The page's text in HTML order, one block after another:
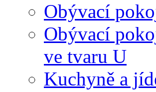
Obývací
Obývací
ve tvaru U
Kuchyně a